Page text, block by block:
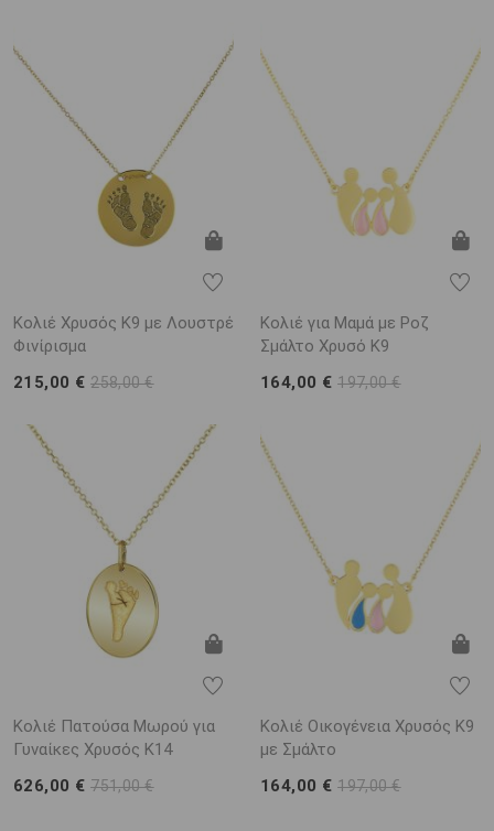
Κολιέ Χρυσός Κ9 με Λουστρέ
Φινίρισμα
215,00 €258,00 €
Κολιέ για Μαμά με Ροζ
Σμάλτο Χρυσό K9
164,00 €197,00 €
Κολιέ Πατούσα Μωρού για
Γυναίκες Χρυσός K14
626,00 €751,00 €
Κολιέ Οικογένεια Χρυσός Κ9
με Σμάλτο
164,00 €197,00 €